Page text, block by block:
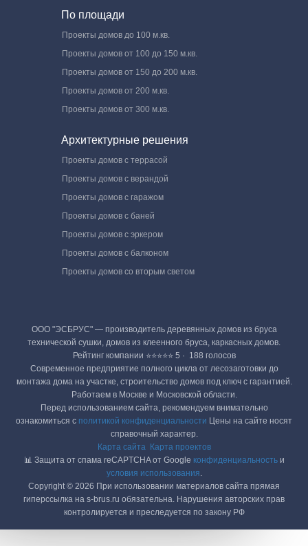
По площади
Проекты домов до 100 м.кв.
Проекты домов от 100 до 150 м.кв.
Проекты домов от 150 до 200 м.кв.
Проекты домов от 200 м.кв.
Проекты домов от 300 м.кв.
Архитектурные решения
Проекты домов с террасой
Проекты домов с верандой
Проекты домов с гаражом
Проекты домов с баней
Проекты домов с эркером
Проекты домов с балконом
Проекты домов со вторым светом
ООО "ЭСБРУС" — производитель деревянных домов из бруса
технической сушки, домов из клеенного бруса, каркасных домов.
Рейтинг компании ⭐⭐⭐⭐⭐ 5 · ‎ 188 голосов
Современное предприятие полного цикла от лесозаготовки до
монтажа дома на участке, строительство домов под ключ с гарантией.
Работаем в Москве и Московской области.
Перед использованием сайта, рекомендуем внимательно
ознакомиться с политикой конфиденциальности Цены на сайте носят
справочный характер.
Карта сайта
Карта проектов
📊 Защита от спама reCAPTCHA от Google конфиденциальностьи
условия использования.
Copyright © 2026 При использовании материалов сайта прямая
гиперссылка на s-brus.ru обязательна. Нарушения авторских прав
контролируется и преследуется по закону РФ